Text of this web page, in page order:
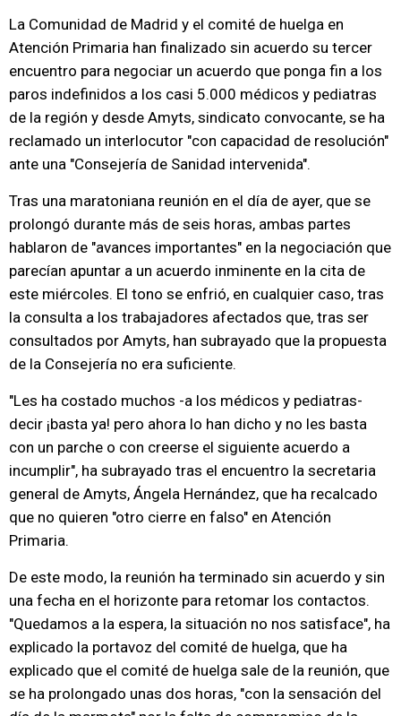
La Comunidad de Madrid y el comité de huelga en
Atención Primaria han finalizado sin acuerdo su tercer
encuentro para negociar un acuerdo que ponga fin a los
paros indefinidos a los casi 5.000 médicos y pediatras
de la región y desde Amyts, sindicato convocante, se ha
reclamado un interlocutor "con capacidad de resolución"
ante una "Consejería de Sanidad intervenida".
Tras una maratoniana reunión en el día de ayer, que se
prolongó durante más de seis horas, ambas partes
hablaron de "avances importantes" en la negociación que
parecían apuntar a un acuerdo inminente en la cita de
este miércoles. El tono se enfrió, en cualquier caso, tras
la consulta a los trabajadores afectados que, tras ser
consultados por Amyts, han subrayado que la propuesta
de la Consejería no era suficiente.
"Les ha costado muchos -a los médicos y pediatras-
decir ¡basta ya! pero ahora lo han dicho y no les basta
con un parche o con creerse el siguiente acuerdo a
incumplir", ha subrayado tras el encuentro la secretaria
general de Amyts, Ángela Hernández, que ha recalcado
que no quieren "otro cierre en falso" en Atención
Primaria.
De este modo, la reunión ha terminado sin acuerdo y sin
una fecha en el horizonte para retomar los contactos.
"Quedamos a la espera, la situación no nos satisface", ha
explicado la portavoz del comité de huelga, que ha
explicado que el comité de huelga sale de la reunión, que
se ha prolongado unas dos horas, "con la sensación del